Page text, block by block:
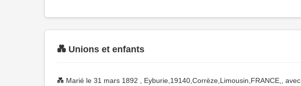
💑 Unions et enfants
💑 Marié le 31 mars 1892 , Eyburie,19140,Corrèze,Limousin,FRANCE,, avec